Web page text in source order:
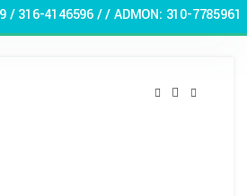
/316-4146596 / / ADMON: 310-7785961
25% discount on all medicines